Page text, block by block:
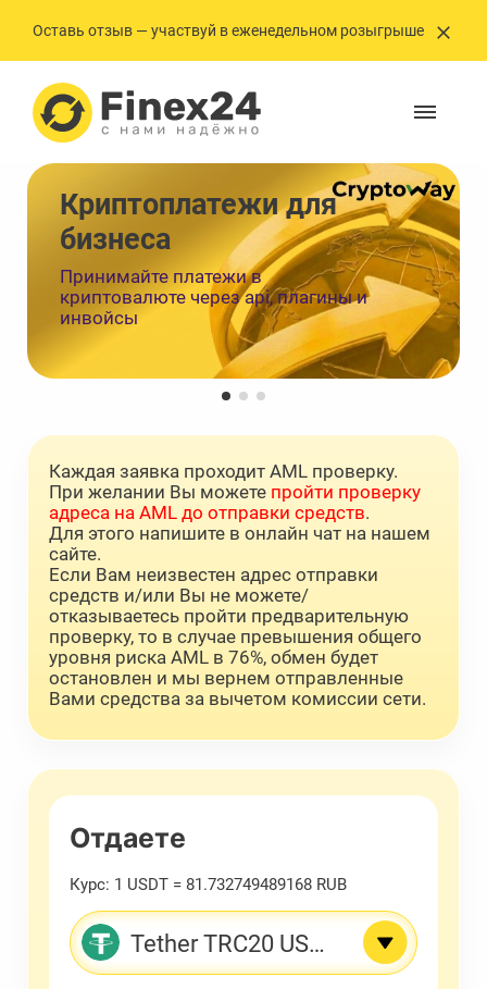
Оставь отзыв — участвуй в еженедельном розыгрыше
Криптоплатежи ㅤㅤㅤㅤㅤㅤдля
бизнеса
Принимайте платежи в
криптовалюте через api, плагины и
инвойсы
Каждая заявка проходит AML проверку.
При желании Вы можете пройти проверку
адреса на AML до отправки средств.
Для этого напишите в онлайн чат на нашем
сайте.
Если Вам неизвестен адрес отправки
средств и/или Вы не можете/
отказываетесь пройти предварительную
проверку, то в случае превышения общего
уровня риска AML в 76%, обмен будет
остановлен и мы вернем отправленные
Вами средства за вычетом комиссии сети.
Отдаете
Курс: 1 USDT = 81.732749489168 RUB
Tether TRC20 USDT